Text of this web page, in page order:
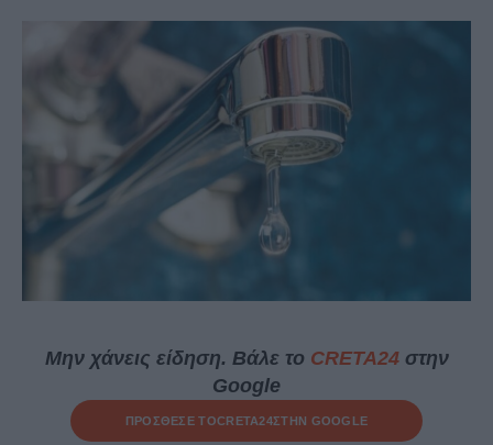
Μην χάνεις είδηση. Βάλε το CRETA24στην
Google
ΠΡΟΣΘΕΣΕ ΤΟCRETA24ΣΤΗΝ GOOGLE